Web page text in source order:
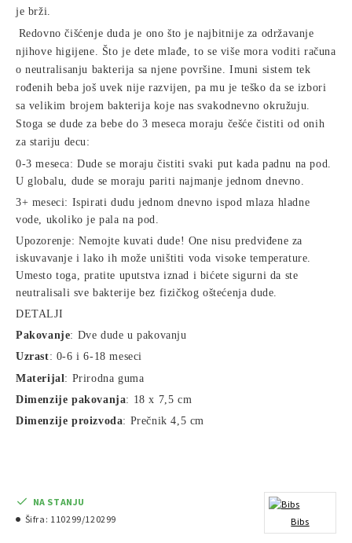
je brži.
čišćenje duda je ono što je najbitnije za održavanje
njihove higijene. Što je dete mlađe, to se više mora voditi računa
o neutralisanju bakterija sa njene površine. Imuni sistem tek
rođenih beba još uvek nije razvijen, pa mu je teško da se izbori
sa velikim brojem bakterija koje nas svakodnevno okružuju.
Stoga se dude za bebe do 3 meseca moraju češće čistiti od onih
za stariju decu:
0-3 meseca: Dude se moraju čistiti svaki put kada padnu na pod.
U globalu, dude se moraju pariti najmanje jednom dnevno.
3+ meseci: Ispirati dudu jednom dnevno ispod mlaza hladne
vode, ukoliko je pala na pod.
Upozorenje: Nemojte kuvati dude! One nisu predviđene za
iskuvavanje i lako ih može uništiti voda visoke temperature.
Umesto toga, pratite uputstva iznad i bićete sigurni da ste
neutralisali sve bakterije bez fizičkog oštećenja dude.
DETALJI
Pakovanje: Dve dude u pakovanju
Uzrast: 0-6 i 6-18 meseci
Materijal: Prirodna guma
Dimenzije pakovanja: 18 x 7,5 cm
Dimenzije proizvoda: Prečnik 4,5 cm
NA STANJU
Šifra: 110299/120299 Bibs